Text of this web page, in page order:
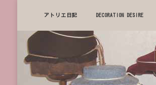
アトリエ日記 DECORATION DESIRE